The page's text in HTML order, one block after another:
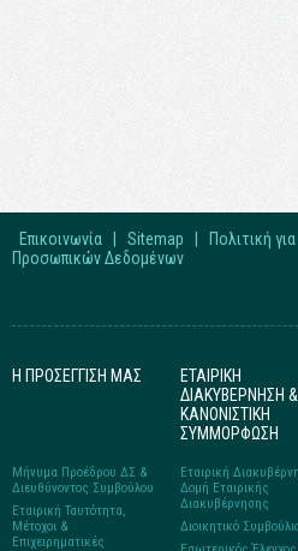
Επικοινωνία Sitemap Πολιτική
Προσωπικών Δεδομένων
Η ΠΡΟΣΕΓΓΙΣΗ ΜΑΣ
Μήνυμα Προέδρου ΔΣ &
Διευθύνοντος Συμβούλου
Εταιρική Ταυτότητα,
Μέτοχοι &
Επιχειρηματικές
ΕΤΑΙΡΙΚΗ
ΔΙΑΚΥΒΕΡΝΗΣΗ &
ΚΑΝΟΝΙΣΤΙΚΗ
ΣΥΜΜΟΡΦΩΣΗ
Εταιρική
Δομή Εταιρικής
Διακυβέρνησης
Διοικητικό